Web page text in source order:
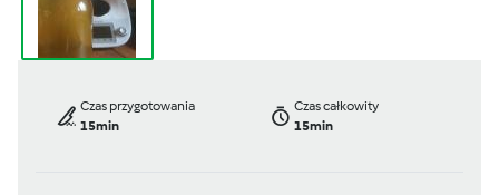
Czas przygotowania
15min
Czas całkowity
15min